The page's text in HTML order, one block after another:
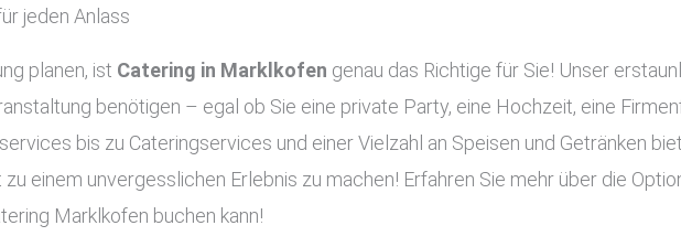
jeden Anlass
planen, ist Catering in Marklkofen genau das Richtige für Sie! Unser
benötigen – egal ob Sie eine private Party, eine Hochzeit, eine
bis zu Cateringservices und einer Vielzahl an Speisen und Getränken
einem unvergesslichen Erlebnis zu machen! Erfahren Sie mehr über die
Marklkofen buchen kann!